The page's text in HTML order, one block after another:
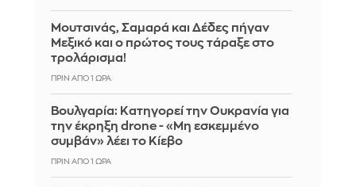
Μουτσινάς, Σαμαρά και Δέδες πήγαν
Μεξικό και ο πρώτος τους τάραξε στο
τρολάρισμα!
ΠΡΙΝ ΑΠΌ 1 ΏΡΑ
Βουλγαρία: Κατηγορεί την Ουκρανία για
την έκρηξη drone - «Μη εσκεμμένο
συμβάν» λέει το Κίεβο
ΠΡΙΝ ΑΠΌ 1 ΏΡΑ